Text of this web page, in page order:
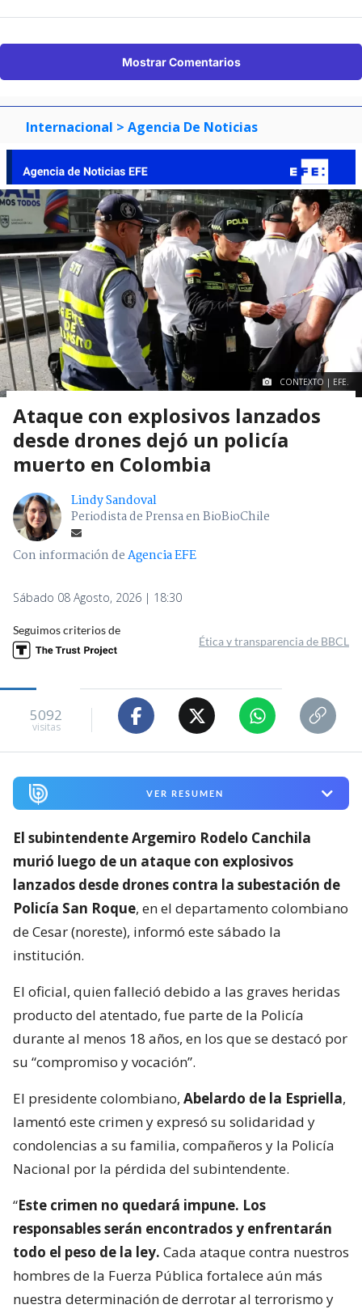
Mostrar Comentarios
Internacional > Agencia De Noticias
CONTEXTO | EFE.
Ataque con explosivos lanzados
desde drones dejó un policía
muerto en Colombia
Lindy Sandoval
Periodista de Prensa en BioBioChile
Con información deAgencia EFE
Sábado 08 Agosto, 2026 | 18:30
Seguimos criterios de
Ética y transparencia de BBCL
5092
visitas
VER RESUMEN
El subintendente Argemiro Rodelo Canchila
murió luego de un ataque con explosivos
lanzados desde drones contra la subestación de
Policía San Roque, en el departamento colombiano
de Cesar (noreste), informó este sábado la
institución.
El oficial, quien falleció debido a las graves heridas
producto del atentado, fue parte de la Policía
durante al menos 18 años, en los que se destacó por
su “compromiso y vocación”.
El presidente colombiano, Abelardo de la Espriella,
lamentó este crimen y expresó su solidaridad y
condolencias a su familia, compañeros y la Policía
Nacional por la pérdida del subintendente.
“Este crimen no quedará impune. Los
responsables serán encontrados y enfrentarán
todo el peso de la ley. Cada ataque contra nuestros
hombres de la Fuerza Pública fortalece aún más
nuestra determinación de derrotar al terrorismo y